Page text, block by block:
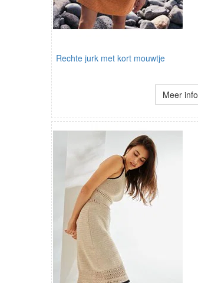
Rechte jurk met kort mouwtje
Meer info